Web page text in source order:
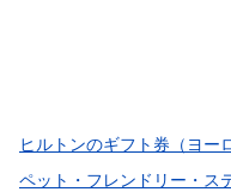
ヒルトンのギフト券（ヨー
ペット・フレンドリー・ス